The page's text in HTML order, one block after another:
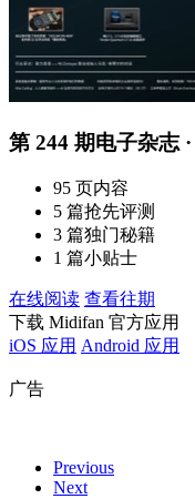
第 244 期电子杂志
95 页内容
5 篇抢先评测
3 篇独门秘籍
1 篇小贴士
在线阅读 查看往期
下载 Midifan 官方应用
iOS 应用 Android 应用
广告
Previous
Next